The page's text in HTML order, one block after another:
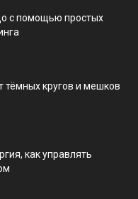
с помощью простых
тёмных кругов и мешков
как управлять